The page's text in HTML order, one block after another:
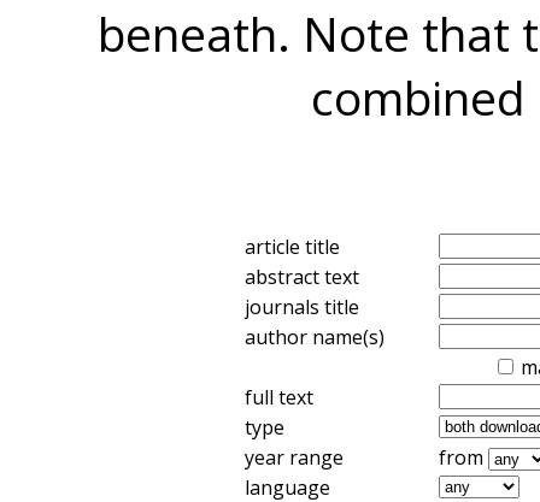
beneath. Note that
combined
article title
abstract text
journals title
author name(s)
full text
type
year range
from
language